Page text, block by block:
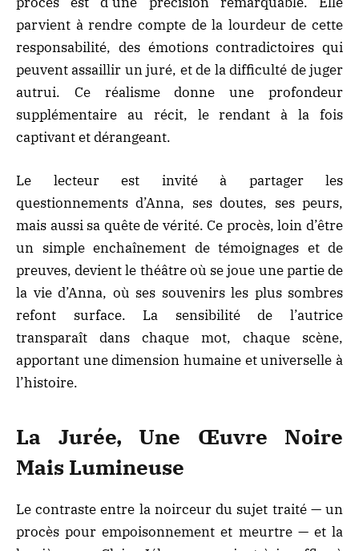
parvient à rendre compte de la lourdeur de cette
responsabilité, des émotions contradictoires qui
peuvent assaillir un juré, et de la difficulté de juger
autrui. Ce réalisme donne une profondeur
supplémentaire au récit, le rendant à la fois
captivant et dérangeant.
Le lecteur est invité à partager les
questionnements d’Anna, ses doutes, ses peurs,
mais aussi sa quête de vérité. Ce procès, loin d’être
un simple enchaînement de témoignages et de
preuves, devient le théâtre où se joue une partie de
la vie d’Anna, où ses souvenirs les plus sombres
refont surface. La sensibilité de l’autrice
transparaît dans chaque mot, chaque scène,
apportant une dimension humaine et universelle à
l’histoire.
La Jurée, Une Œuvre Noire
Mais Lumineuse
Le contraste entre la noirceur du sujet traité — un
procès pour empoisonnement et meurtre — et la